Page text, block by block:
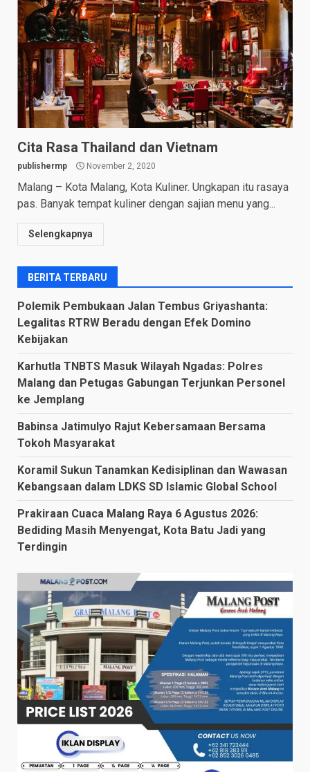
Cita Rasa Thailand dan Vietnam
publishermp November 2, 2020
Malang – Kota Malang, Kota Kuliner. Ungkapan itu rasaya
pas. Banyak tempat kuliner dengan sajian menu yang...
Selengkapnya
BERITA TERBARU
Polemik Pembukaan Jalan Tembus Griyashanta:
Legalitas RTRW Beradu dengan Efek Domino
Kebijakan
Karhutla TNBTS Masuk Wilayah Ngadas: Polres
Malang dan Petugas Gabungan Terjunkan Personel
ke Jemplang
Babinsa Jatimulyo Rajut Kebersamaan Bersama
Tokoh Masyarakat
Koramil Sukun Tanamkan Kedisiplinan dan Wawasan
Kebangsaan dalam LDKS SD Islamic Global School
Prakiraan Cuaca Malang Raya 6 Agustus 2026:
Bediding Masih Menyengat, Kota Batu Jadi yang
Terdingin